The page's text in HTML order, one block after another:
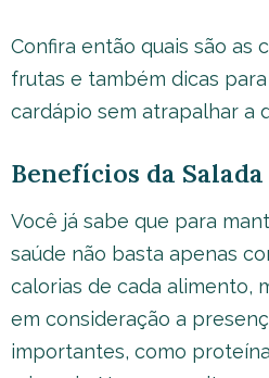
Confira então quais são as
frutas e também dicas
cardápio sem atrapalhar a
Benefícios da
Você já sabe que para
saúde não basta apenas
calorias de cada alimento,
em consideração a
importantes, como